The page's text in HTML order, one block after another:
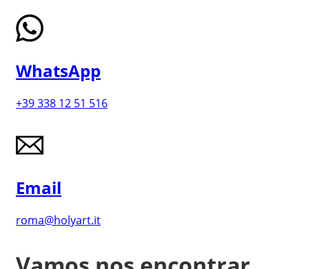
WhatsApp
+39 338 12 51 516
Email
roma@holyart.it